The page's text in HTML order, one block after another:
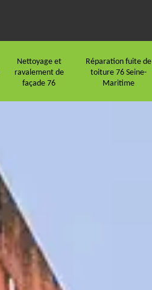
Nettoyage et
ravalement de
façade 76
Réparation fuite de
toiture 76 Seine-
Maritime